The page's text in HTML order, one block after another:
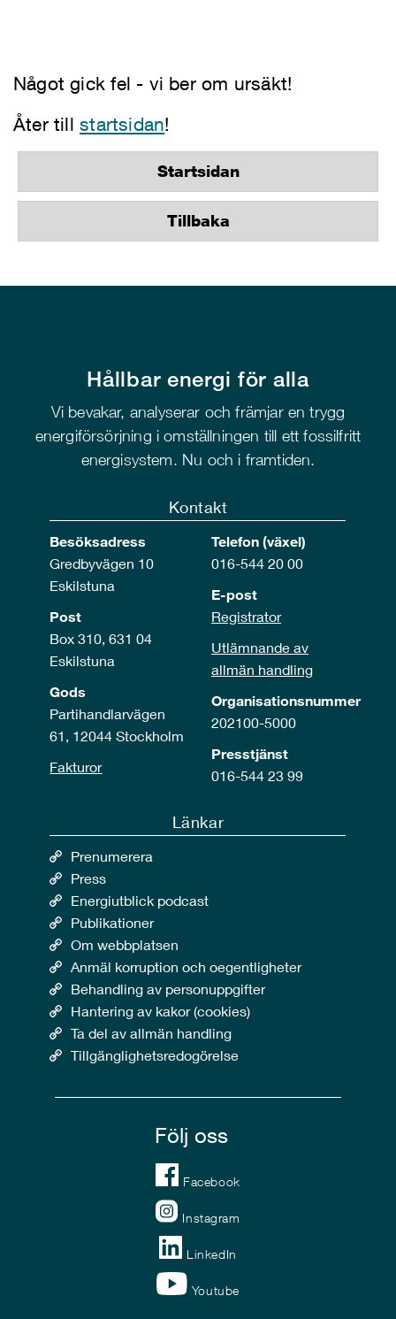
Något gick fel - vi ber om ursäkt!
Åter tillstartsidan!
Startsidan
Tillbaka
Hållbar energi för alla
Vi bevakar, analyserar och främjar en trygg
energiförsörjning i omställningen till ett fossilfritt
energisystem. Nu och i framtiden.
Kontakt
Besöksadress
Gredbyvägen 10
Eskilstuna
Post
Box 310, 631 04
Eskilstuna
Gods
Partihandlarvägen
61, 12044 Stockholm
Fakturor
Telefon (växel)
016-544 20 00
E-post
Registrator
Utlämnande av
allmän handling
Organisationsnummer
202100-5000
Presstjänst
016-544 23 99
Länkar
Prenumerera
Press
Energiutblick podcast
Publikationer
Om webbplatsen
Anmäl korruption och oegentligheter
Behandling av personuppgifter
Hantering av kakor (cookies)
Ta del av allmän handling
Tillgänglighetsredogörelse
Följ oss
Facebook
Instagram
LinkedIn
Youtube